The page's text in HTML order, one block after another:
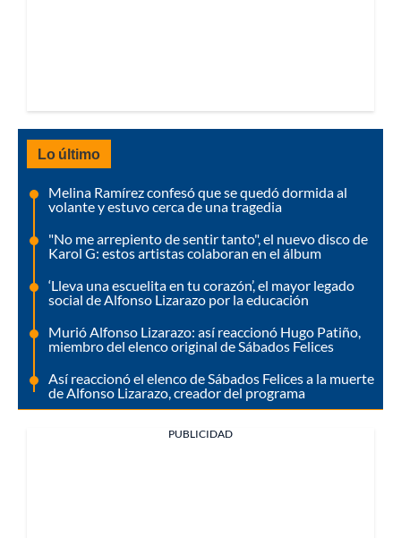
Lo último
Melina Ramírez confesó que se quedó dormida al
volante y estuvo cerca de una tragedia
"No me arrepiento de sentir tanto", el nuevo disco de
Karol G: estos artistas colaboran en el álbum
‘Lleva una escuelita en tu corazón’, el mayor legado
social de Alfonso Lizarazo por la educación
Murió Alfonso Lizarazo: así reaccionó Hugo Patiño,
miembro del elenco original de Sábados Felices
Así reaccionó el elenco de Sábados Felices a la muerte
de Alfonso Lizarazo, creador del programa
PUBLICIDAD